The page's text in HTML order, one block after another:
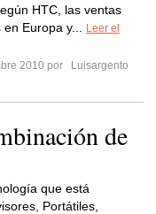
HTC, las ventas
Europa y...
Leer el
2010 por
Luisargento
de
que está
Portátiles,